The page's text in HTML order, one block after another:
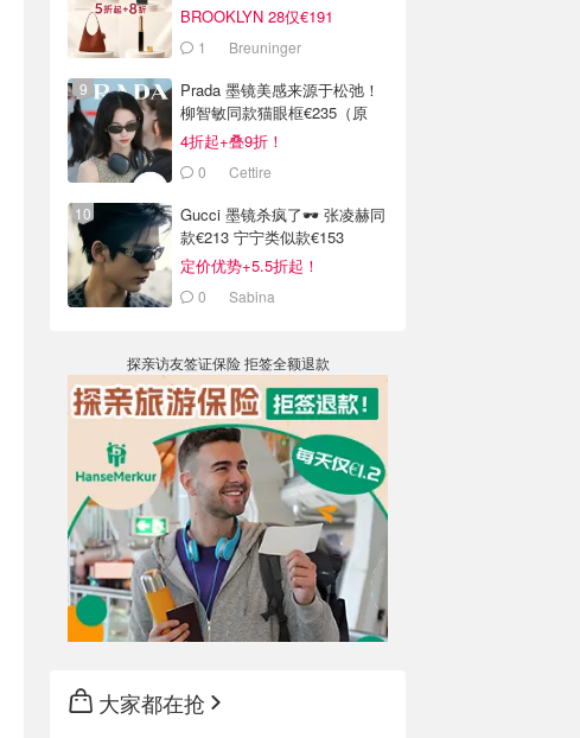
BROOKLYN 28仅€191
1 Breuninger
Prada 墨镜美感来源于松弛！
柳智敏同款猫眼框€235（原
€443）
4折起+叠9折！
0 Cettire
Gucci 墨镜杀疯了🕶️ 张凌赫同
款€213 宁宁类似款€153
定价优势+5.5折起！
0 Sabina
探亲访友签证保险 拒签全额退款
大家都在抢